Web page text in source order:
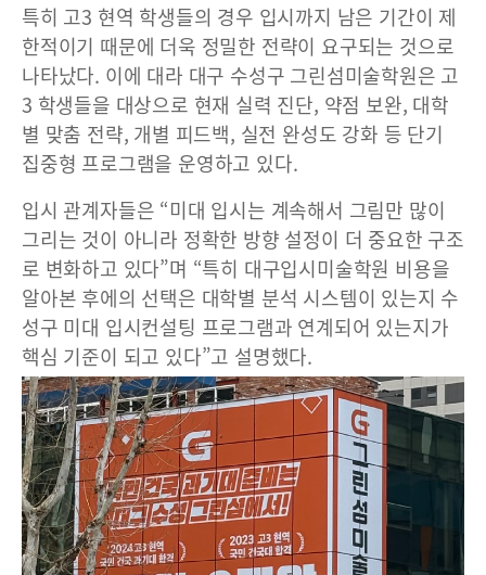
특히 고3 현역 학생들의 경우 입시까지 남은 기간이 제
한적이기 때문에 더욱 정밀한 전략이 요구되는 것으로
나타났다. 이에 대라 대구 수성구 그린섬미술학원은 고
3 학생들을 대상으로 현재 실력 진단, 약점 보완, 대학
별 맞춤 전략, 개별 피드백, 실전 완성도 강화 등 단기
집중형 프로그램을 운영하고 있다.
입시 관계자들은 “미대 입시는 계속해서 그림만 많이
그리는 것이 아니라 정확한 방향 설정이 더 중요한 구조
로 변화하고 있다”며 “특히 대구입시미술학원 비용을
알아본 후에의 선택은 대학별 분석 시스템이 있는지 수
성구 미대 입시컨설팅 프로그램과 연계되어 있는지가
핵심 기준이 되고 있다”고 설명했다.